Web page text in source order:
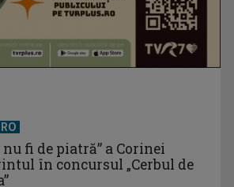
nu fi de piatră” a Corinei
în concursul „Cerbul de